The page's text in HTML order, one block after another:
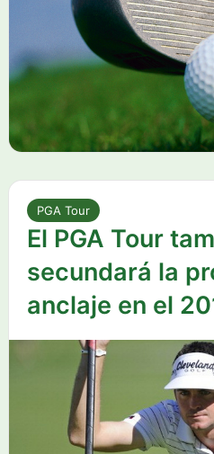
PGA Tour
El PGA Tour
secundará la
anclaje en el